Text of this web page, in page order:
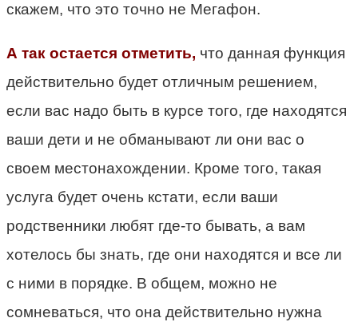
скажем, что это точно не Мегафон.
А так остается отметить, что данная функция
действительно будет отличным решением,
если вас надо быть в курсе того, где находятся
ваши дети и не обманывают ли они вас о
своем местонахождении. Кроме того, такая
услуга будет очень кстати, если ваши
родственники любят где-то бывать, а вам
хотелось бы знать, где они находятся и все ли
с ними в порядке. В общем, можно не
сомневаться, что она действительно нужна